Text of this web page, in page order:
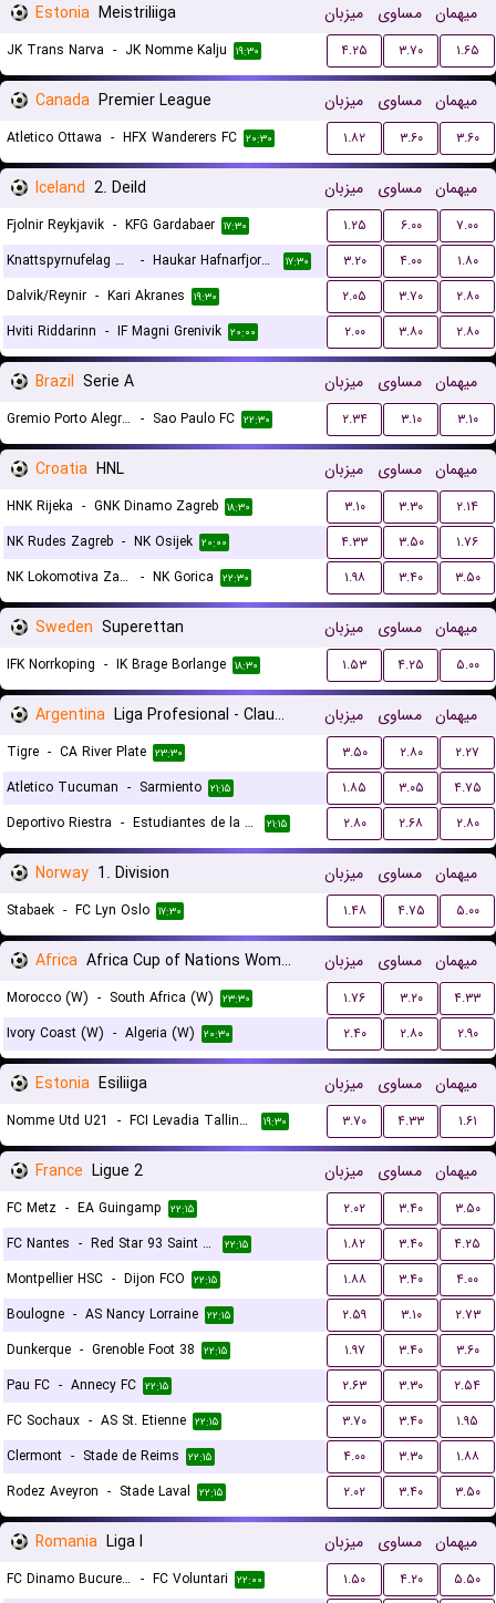
Estonia Meistriliiga میزبان مساوی میهمان
JK Trans Narva - JK Nomme Kalju ۱۹:۳۰ ۴.۲۵ ۳.۷۰ ۱.۶۵
Canada Premier League میزبان مساوی میهمان
Atletico Ottawa - HFX Wanderers FC ۲۰:۳۰ ۱.۸۲ ۳.۶۰ ۳.۶۰
Iceland 2. Deild میزبان مساوی میهمان
Fjolnir Reykjavik - KFG Gardabaer ۱۷:۳۰ ۱.۲۵ ۶.۰۰
۷.۰۰
Knattspyrnufelag Austfjarda
- Haukar Hafnarfjordur ۱۷:۳۰ ۳.۲۰ ۴.۰۰
۱.۸۰
Dalvik/Reynir - Kari Akranes ۱۹:۳۰ ۲.۰۵ ۳.۷۰
۲.۸۰
Hviti Riddarinn - IF Magni Grenivik ۲۰:۰۰ ۲.۰۰ ۳.۸۰ ۲.۸۰
Brazil Serie A میزبان مساوی میهمان
Gremio Porto Alegrense RS - Sao Paulo FC ۲۲:۳۰ ۲.۳۴ ۳.۱۰ ۳.۱۰
Croatia HNL میزبان مساوی میهمان
HNK Rijeka - GNK Dinamo Zagreb ۱۸:۳۰ ۳.۱۰ ۳.۳۰
۲.۱۴
NK Rudes Zagreb - NK Osijek ۲۰:۰۰ ۴.۳۳ ۳.۵۰
۱.۷۶
NK Lokomotiva Zagreb
- NK Gorica ۲۲:۳۰ ۱.۹۸ ۳.۴۰ ۳.۵۰
Sweden Superettan میزبان مساوی میهمان
IFK Norrkoping - IK Brage Borlange ۱۸:۳۰ ۱.۵۳ ۴.۲۵ ۵.۰۰
Argentina Liga Profesional - Clausura میزبان مساوی میهمان
Tigre - CA River Plate ۲۳:۳۰ ۳.۵۰ ۲.۸۰
۲.۲۷
Atletico Tucuman - Sarmiento ۲۱:۱۵ ۱.۸۵ ۳.۰۵
۴.۷۵
Deportivo Riestra - Estudiantes de la Plata ۲۱:۱۵ ۲.۸۰ ۲.۶۸ ۲.۸۰
Norway 1. Division میزبان مساوی میهمان
Stabaek - FC Lyn Oslo ۱۷:۳۰ ۱.۴۸ ۴.۷۵ ۵.۰۰
Africa Africa Cup of Nations Women میزبان مساوی میهمان
Morocco (W) - South Africa (W) ۲۳:۳۰ ۱.۷۶ ۳.۲۰
۴.۳۳
Ivory Coast (W) - Algeria (W) ۲۰:۳۰ ۲.۴۰ ۲.۸۰ ۲.۹۰
Estonia Esiliiga میزبان مساوی میهمان
Nomme Utd U21 - FCI Levadia Tallinn II ۱۹:۳۰ ۳.۷۰ ۴.۳۳ ۱.۶۱
France Ligue 2 میزبان مساوی میهمان
FC Metz - EA Guingamp ۲۲:۱۵ ۲.۰۲ ۳.۴۰
۳.۵۰
FC Nantes - Red Star 93 Saint Ouen ۲۲:۱۵ ۱.۸۲ ۳.۴۰
۴.۲۵
Montpellier HSC - Dijon FCO ۲۲:۱۵ ۱.۸۸ ۳.۴۰
۴.۰۰
Boulogne - AS Nancy Lorraine ۲۲:۱۵ ۲.۵۹ ۳.۱۰
۲.۷۳
Dunkerque - Grenoble Foot 38 ۲۲:۱۵ ۱.۹۷ ۳.۴۰
۳.۶۰
Pau FC - Annecy FC ۲۲:۱۵ ۲.۶۳ ۳.۳۰
۲.۵۴
FC Sochaux - AS St. Etienne ۲۲:۱۵ ۳.۷۰ ۳.۴۰
۱.۹۵
Clermont - Stade de Reims ۲۲:۱۵ ۴.۰۰ ۳.۳۰
۱.۸۸
Rodez Aveyron - Stade Laval ۲۲:۱۵ ۲.۰۲ ۳.۴۰ ۳.۵۰
Romania Liga I میزبان مساوی میهمان
FC Dinamo Bucuresti - FC Voluntari ۲۲:۰۰ ۱.۵۰ ۴.۲۰
۵.۵۰